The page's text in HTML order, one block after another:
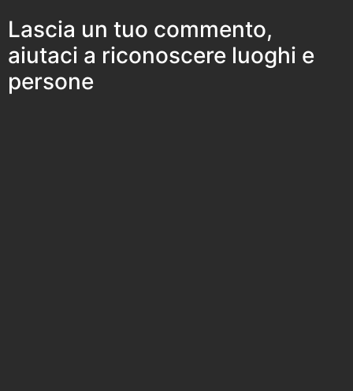
Lascia un tuo commento,
aiutaci a riconoscere luoghi e
persone